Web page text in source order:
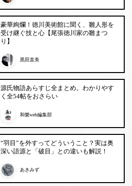
豪華絢爛！徳川美術館に聞く、雛人形を
受け継ぐ技と心【尾張徳川家の雛まつ
り】
黒田直美
源氏物語あらすじ全まとめ。わかりやす
く全54帖をおさらい
和樂web編集部
“羽目”を外すってどういうこと？実は奥
深い語源と「破目」との違いも解説！
あきみず